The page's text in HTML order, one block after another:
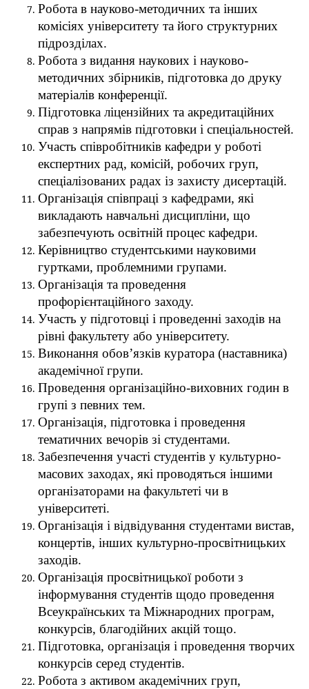
Робота в науково-методичних та інших
комісіях університету та його структурних
підрозділах.
Робота з видання наукових і науково-
методичних збірників, підготовка до друку
матеріалів конференції.
Підготовка ліцензійних та акредитаційних
справ з напрямів підготовки і спеціальностей.
Участь співробітників кафедри у роботі
експертних рад, комісій, робочих груп,
спеціалізованих радах із захисту дисертацій.
Організація співпраці з кафедрами, які
викладають навчальні дисципліни, що
забезпечують освітній процес кафедри.
Керівництво студентськими науковими
гуртками, проблемними групами.
Організація та проведення
профорієнтаційного заходу.
Участь у підготовці і проведенні заходів на
рівні факультету або університету.
Виконання обов’язків куратора (наставника)
академічної групи.
Проведення організаційно-виховних годин в
групі з певних тем.
Організація, підготовка і проведення
тематичних вечорів зі студентами.
Забезпечення участі студентів у культурно-
масових заходах, які проводяться іншими
організаторами на факультеті чи в
університеті.
Організація і відвідування студентами вистав,
концертів, інших культурно-просвітницьких
заходів.
Організація просвітницької роботи з
інформування студентів щодо проведення
Всеукраїнських та Міжнародних програм,
конкурсів, благодійних акцій тощо.
Підготовка, організація і проведення творчих
конкурсів серед студентів.
Робота з активом академічних груп,